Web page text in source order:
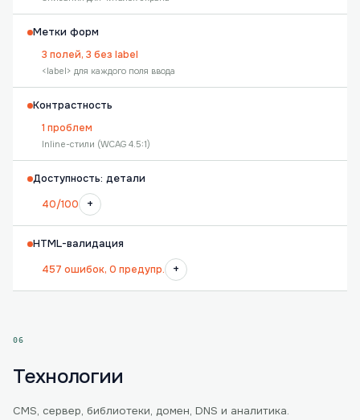
Метки форм
3 полей, 3 без label
<label> для каждого поля ввода
Контрастность
1 проблем
Inline-стили (WCAG 4.5:1)
Доступность: детали
40/100
+
HTML-валидация
457 ошибок, 0 предупр.
+
06
Технологии
CMS, сервер, библиотеки, домен, DNS и аналитика.